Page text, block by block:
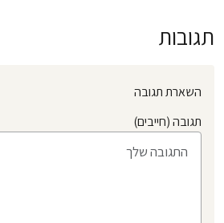
תגובות
השארת תגובה
תגובה (חייבים)